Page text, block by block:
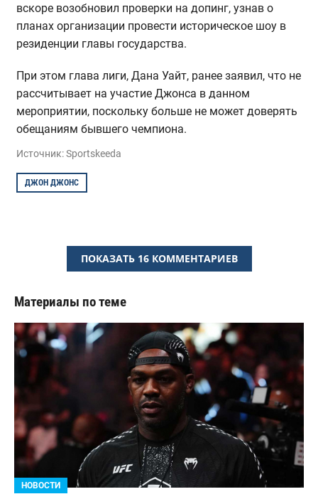
вскоре возобновил проверки на допинг, узнав о
планах организации провести историческое шоу в
резиденции главы государства.
При этом глава лиги, Дана Уайт, ранее заявил, что не
рассчитывает на участие Джонса в данном
мероприятии, поскольку больше не может доверять
обещаниям бывшего чемпиона.
Источник: Sportskeeda
ДЖОН ДЖОНС
ПОКАЗАТЬ 16 КОММЕНТАРИЕВ
Материалы по теме
НОВОСТИ